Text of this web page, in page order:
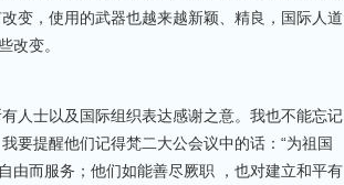
变，使用的武器也越来越新颖、精良，国际人道
改变。
人士以及国际组织表达感谢之意。我也不能忘记
要提醒他们记得梵二大公会议中的话：“为祖国
由而服务；他们如能善尽厥职 ，也对建立和平有